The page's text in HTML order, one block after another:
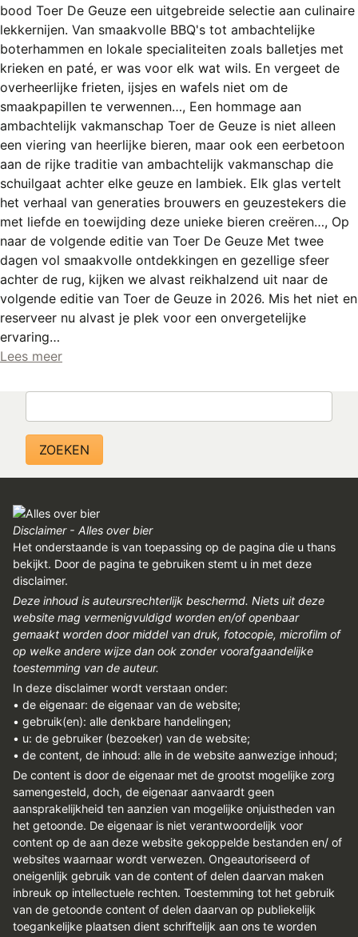
bood Toer De Geuze een uitgebreide selectie aan culinaire
lekkernijen. Van smaakvolle BBQ's tot ambachtelijke
boterhammen en lokale specialiteiten zoals balletjes met
krieken en paté, er was voor elk wat wils. En vergeet de
overheerlijke frieten, ijsjes en wafels niet om de
smaakpapillen te verwennen…, Een hommage aan
ambachtelijk vakmanschap Toer de Geuze is niet alleen
een viering van heerlijke bieren, maar ook een eerbetoon
aan de rijke traditie van ambachtelijk vakmanschap die
schuilgaat achter elke geuze en lambiek. Elk glas vertelt
het verhaal van generaties brouwers en geuzestekers die
met liefde en toewijding deze unieke bieren creëren…, Op
naar de volgende editie van Toer De Geuze Met twee
dagen vol smaakvolle ontdekkingen en gezellige sfeer
achter de rug, kijken we alvast reikhalzend uit naar de
volgende editie van Toer de Geuze in 2026. Mis het niet en
reserveer nu alvast je plek voor een onvergetelijke
ervaring…
Lees meer
Disclaimer - Alles over bier
Het onderstaande is van toepassing op de pagina die u thans
bekijkt. Door de pagina te gebruiken stemt u in met deze
disclaimer.
Deze inhoud is auteursrechterlijk beschermd. Niets uit deze
website mag vermenigvuldigd worden en/of openbaar
gemaakt worden door middel van druk, fotocopie, microfilm of
op welke andere wijze dan ook zonder voorafgaandelijke
toestemming van de auteur.
In deze disclaimer wordt verstaan onder:
• de eigenaar: de eigenaar van de website;
• gebruik(en): alle denkbare handelingen;
• u: de gebruiker (bezoeker) van de website;
• de content, de inhoud: alle in de website aanwezige inhoud;
De content is door de eigenaar met de grootst mogelijke zorg
samengesteld, doch, de eigenaar aanvaardt geen
aansprakelijkheid ten aanzien van mogelijke onjuistheden van
het getoonde. De eigenaar is niet verantwoordelijk voor
content op de aan deze website gekoppelde bestanden en/ of
websites waarnaar wordt verwezen. Ongeautoriseerd of
oneigenlijk gebruik van de content of delen daarvan maken
inbreuk op intellectuele rechten. Toestemming tot het gebruik
van de getoonde content of delen daarvan op publiekelijk
toegankelijke plaatsen dient schriftelijk aan ons te worden